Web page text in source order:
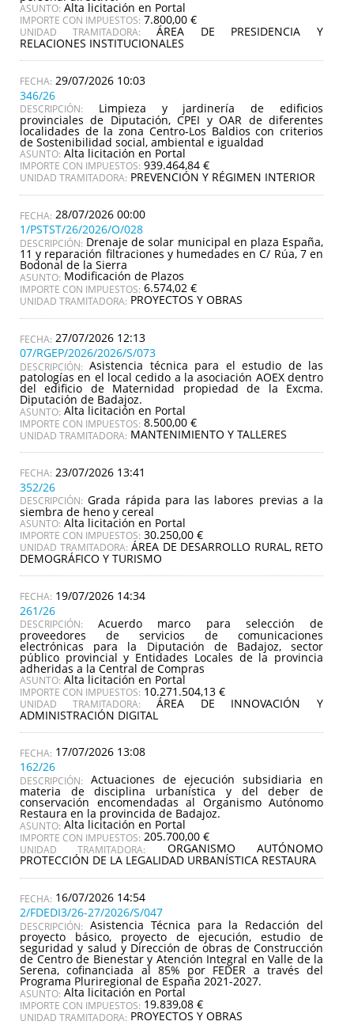
ASUNTO: Alta licitación en Portal
IMPORTE CON IMPUESTOS: 7.800,00 €
UNIDAD TRAMITADORA: ÁREA DE PRESIDENCIA Y
RELACIONES INSTITUCIONALES
29/07/2026 10:03
346/26
DESCRIPCIÓN: Limpieza y jardinería de edificios
provinciales de Diputación, CPEI y OAR de diferentes
localidades de la zona Centro-Los Baldios con criterios
de Sostenibilidad social, ambiental e igualdad
ASUNTO: Alta licitación en Portal
IMPORTE CON IMPUESTOS: 939.464,84 €
UNIDAD TRAMITADORA: PREVENCIÓN Y RÉGIMEN INTERIOR
28/07/2026 00:00
1/PSTST/26/2026/O/028
DESCRIPCIÓN: Drenaje de solar municipal en plaza España,
11 y reparación filtraciones y humedades en C/ Rúa, 7 en
Bodonal de la Sierra
ASUNTO: Modificación de Plazos
IMPORTE CON IMPUESTOS: 6.574,02 €
UNIDAD TRAMITADORA: PROYECTOS Y OBRAS
27/07/2026 12:13
07/RGEP/2026/2026/S/073
DESCRIPCIÓN: Asistencia técnica para el estudio de las
patologías en el local cedido a la asociación AOEX dentro
del edificio de Maternidad propiedad de la Excma.
Diputación de Badajoz.
ASUNTO: Alta licitación en Portal
IMPORTE CON IMPUESTOS: 8.500,00 €
UNIDAD TRAMITADORA: MANTENIMIENTO Y TALLERES
23/07/2026 13:41
352/26
DESCRIPCIÓN: Grada rápida para las labores previas a la
siembra de heno y cereal
ASUNTO: Alta licitación en Portal
IMPORTE CON IMPUESTOS: 30.250,00 €
UNIDAD TRAMITADORA: ÁREA DE DESARROLLO RURAL, RETO
DEMOGRÁFICO Y TURISMO
19/07/2026 14:34
261/26
DESCRIPCIÓN: Acuerdo marco para selección de
proveedores de servicios de comunicaciones
electrónicas para la Diputación de Badajoz, sector
público provincial y Entidades Locales de la provincia
adheridas a la Central de Compras
ASUNTO: Alta licitación en Portal
IMPORTE CON IMPUESTOS: 10.271.504,13 €
UNIDAD TRAMITADORA: ÁREA DE INNOVACIÓN Y
ADMINISTRACIÓN DIGITAL
17/07/2026 13:08
162/26
DESCRIPCIÓN: Actuaciones de ejecución subsidiaria en
materia de disciplina urbanística y del deber de
conservación encomendadas al Organismo Autónomo
Restaura en la provincida de Badajoz.
ASUNTO: Alta licitación en Portal
IMPORTE CON IMPUESTOS: 205.700,00 €
UNIDAD TRAMITADORA: ORGANISMO AUTÓNOMO
PROTECCIÓN DE LA LEGALIDAD URBANÍSTICA RESTAURA
16/07/2026 14:54
2/FDEDI3/26-27/2026/S/047
DESCRIPCIÓN: Asistencia Técnica para la Redacción del
proyecto básico, proyecto de ejecución, estudio de
seguridad y salud y Dirección de obras de Construcción
de Centro de Bienestar y Atención Integral en Valle de la
Serena, cofinanciada al 85% por FEDER a través del
Programa Pluriregional de España 2021-2027.
ASUNTO: Alta licitación en Portal
IMPORTE CON IMPUESTOS: 19.839,08 €
UNIDAD TRAMITADORA: PROYECTOS Y OBRAS